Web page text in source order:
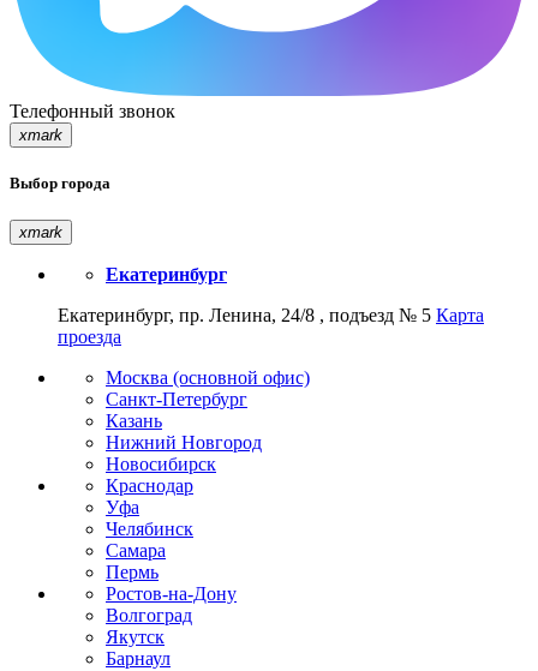
Телефонный звонок
xmark
Выбор города
xmark
Екатеринбург
Екатеринбург, пр. Ленина, 24/8 , подъезд № 5 Карта
проезда
Москва (основной офис)
Санкт-Петербург
Казань
Нижний Новгород
Новосибирск
Краснодар
Уфа
Челябинск
Самара
Пермь
Ростов-на-Дону
Волгоград
Якутск
Барнаул